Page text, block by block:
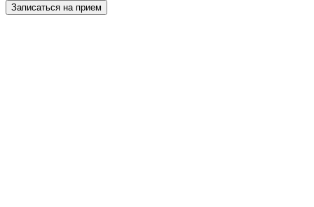
Записаться на прием